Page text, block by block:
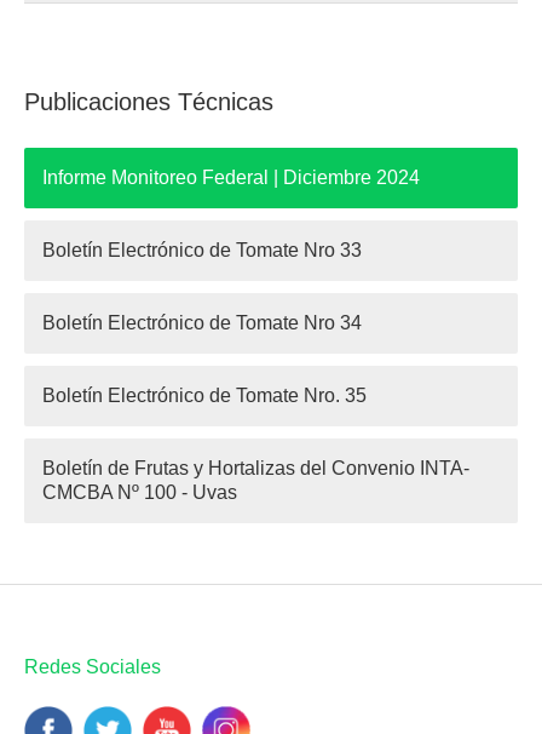
Publicaciones Técnicas
Informe Monitoreo Federal | Diciembre 2024
Boletín Electrónico de Tomate Nro 33
Boletín Electrónico de Tomate Nro 34
Boletín Electrónico de Tomate Nro. 35
Boletín de Frutas y Hortalizas del Convenio INTA-
CMCBA Nº 100 - Uvas
Redes Sociales